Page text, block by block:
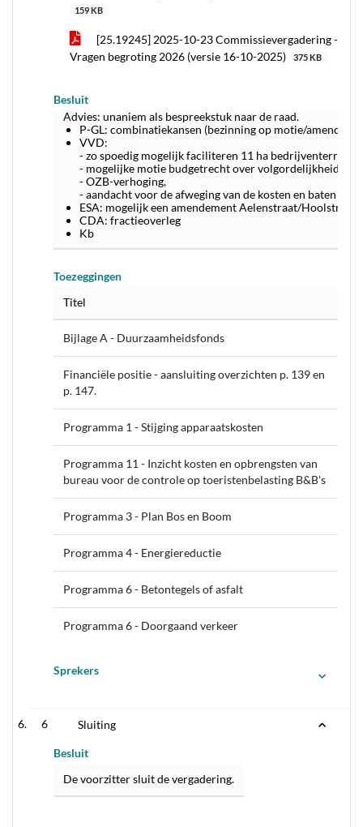
159 KB
[25.19245] 2025-10-23 Commissievergadering -
Vragen begroting 2026 (versie 16-10-2025)
375 KB
Besluit
Advies: unaniem als bespreekstuk naar de raad.
P-GL: combinatiekansen (bezinning op motie/
VVD:
- zo spoedig mogelijk faciliteren 11 ha bedrijventerrein,
- mogelijke motie budgetrecht over volgordelijkheid van
- OZB-verhoging,
- aandacht voor de afweging van de kosten en baten
ESA: mogelijk een amendement Aelenstraat/Hoolstraat
CDA: fractieoverleg
Kb
Toezeggingen
Titel
Bijlage A - Duurzaamheidsfonds
Financiële positie - aansluiting overzichten p. 139 en
p. 147.
Programma 1 - Stijging apparaatskosten
Programma 11 - Inzicht kosten en opbrengsten van
bureau voor de controle op toeristenbelasting B&B's
Programma 3 - Plan Bos en Boom
Programma 4 - Energiereductie
Programma 6 - Betontegels of asfalt
Programma 6 - Doorgaand verkeer
Sprekers
6 Sluiting
Besluit
De voorzitter sluit de vergadering.